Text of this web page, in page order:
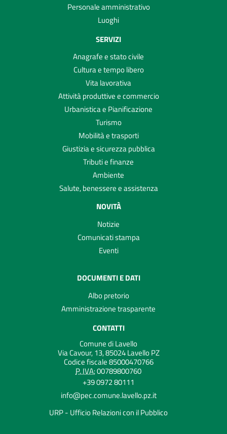
Personale amministrativo
Luoghi
SERVIZI
Anagrafe e stato civile
Cultura e tempo libero
Vita lavorativa
Attività produttive e commercio
Urbanistica e Pianificazione
Turismo
Mobilità e trasporti
Giustizia e sicurezza pubblica
Tributi e finanze
Ambiente
Salute, benessere e assistenza
NOVITÀ
Notizie
Comunicati stampa
Eventi
DOCUMENTI E DATI
Albo pretorio
Amministrazione trasparente
CONTATTI
Comune di Lavello
Via Cavour, 13, 85024 Lavello PZ
Codice fiscale 85000470766
P. IVA:00789800760
+39 0972 80111
info@pec.comune.lavello.pz.it
URP - Ufficio Relazioni con il Pubblico